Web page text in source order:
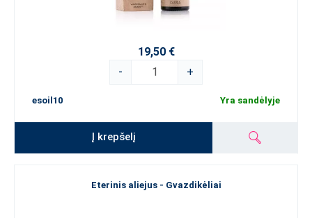
19,50 €
-
+
esoil10 Yra sandėlyje
Į krepšelį
Eterinis aliejus - Gvazdikėliai